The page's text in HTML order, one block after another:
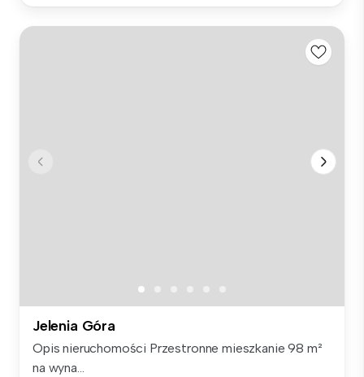
Jelenia Góra
Opis nieruchomości Przestronne mieszkanie 98 m²
na wyna...